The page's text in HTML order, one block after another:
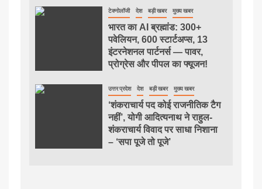
टेक्नोलॉजी देश बड़ी खबर मुख्य खबर
भारत का AI ब्रह्मांड: 300+
पवेलियन, 600 स्टार्टअप्स, 13
इंटरनेशनल पार्टनर्स — पावर,
प्रोग्रेस और पीपल का फ्यूजन!
उत्तर प्रदेश देश बड़ी खबर मुख्य खबर
‘शंकराचार्य पद कोई राजनीतिक टैग
नहीं’, योगी आदित्यनाथ ने राहुल-
शंकराचार्य विवाद पर साधा निशाना
– ‘सपा पूजे तो पूजे’